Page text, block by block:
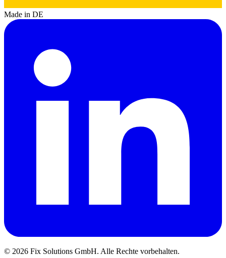
Made in DE
© 2026 Fix Solutions GmbH. Alle Rechte vorbehalten.